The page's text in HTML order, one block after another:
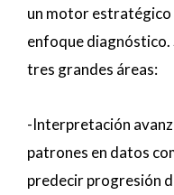
un motor
enfoque diagnóstico.
tres grandes áreas:
-Interpretación
patrones en datos
predecir progresión